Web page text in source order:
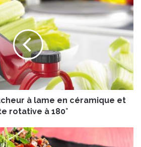
à lame en céramique et
rotative à 180°